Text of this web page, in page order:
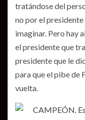
tratándose del
no por el
imaginar. Pero hay
el presidente que
presidente que le
para que el pibe de
vuelta.